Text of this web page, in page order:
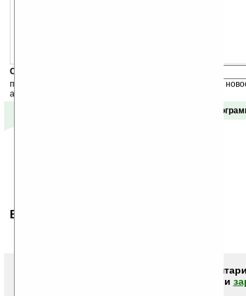
Скоро
получайте ежедневный или еженедельный дайджест
акций сайта на ваш почтовый ящик.
Отзывы о
Ваше мнение будет первым.
Чтобы писать
или